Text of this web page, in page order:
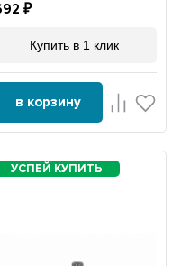
Купить в 1 клик
в корзину